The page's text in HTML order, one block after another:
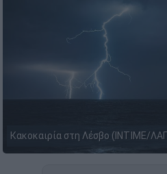
Κακοκαιρία στη Λέσβο (ΙΝΤΙΜΕ/